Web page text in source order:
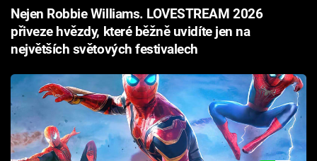
Nejen Robbie Williams. LOVESTREAM 2026
přiveze hvězdy, které běžně uvidíte jen na
největších světových festivalech